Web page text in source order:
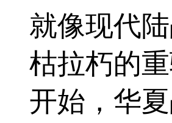
就像现代
枯拉朽的
开始，华